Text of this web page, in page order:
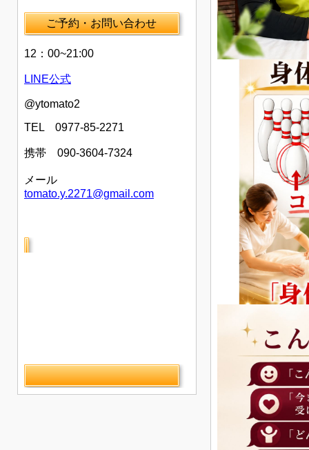
ご予約・お問い合わせ
12：00~21:00
LINE公式
@ytomato2
TEL 0977-85-2271
携帯 090-3604-7324
メール
tomato.y.2271@gmail.com